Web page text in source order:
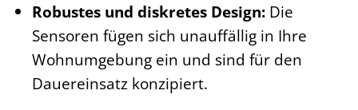
Robustes und diskretes Design:Die
Sensoren fügen sich unauffällig in Ihre
Wohnumgebung ein und sind für den
Dauereinsatz konzipiert.